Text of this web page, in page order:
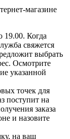
магазине
19.00. Когда
свяжется
выбрать
Осмотрите
указанной
точек для
поступит на
заказа
и назовите
на ваш